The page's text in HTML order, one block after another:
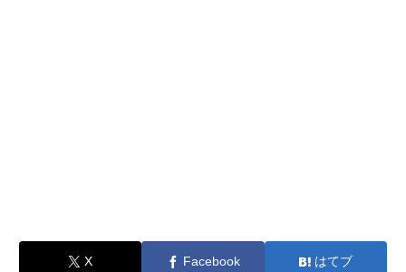
X Facebook はてブ